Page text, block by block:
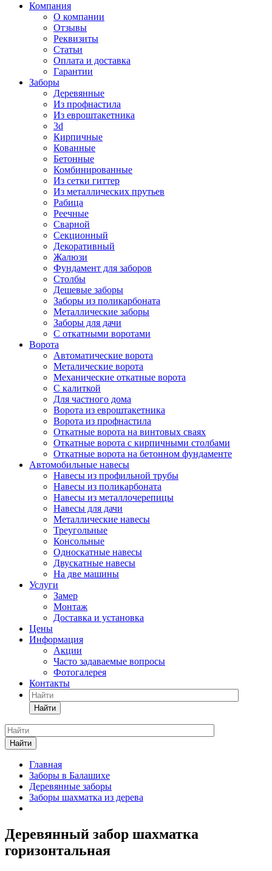
Компания
О компании
Отзывы
Реквизиты
Статьи
Оплата и доставка
Гарантии
Заборы
Деревянные
Из профнастила
Из евроштакетника
3d
Кирпичные
Кованные
Бетонные
Комбинированные
Из сетки гиттер
Из металлических прутьев
Рабица
Реечные
Сварной
Секционный
Декоративный
Жалюзи
Фундамент для заборов
Столбы
Дешевые заборы
Заборы из поликарбоната
Металлические заборы
Заборы для дачи
С откатными воротами
Ворота
Автоматические ворота
Металические ворота
Механические откатные ворота
С калиткой
Для частного дома
Ворота из евроштакетника
Ворота из профнастила
Откатные ворота на винтовых сваях
Откатные ворота с кирпичными столбами
Откатные ворота на бетонном фундаменте
Автомобильные навесы
Навесы из профильной трубы
Навесы из поликарбоната
Навесы из металлочерепицы
Навесы для дачи
Металлические навесы
Треугольные
Консольные
Односкатные навесы
Двускатные навесы
На две машины
Услуги
Замер
Монтаж
Доставка и установка
Цены
Информация
Акции
Часто задаваемые вопросы
Фотогалерея
Контакты
Найти
Найти
Главная
Заборы в Балашихе
Деревянные заборы
Заборы шахматка из дерева
Деревянный забор шахматка
горизонтальная